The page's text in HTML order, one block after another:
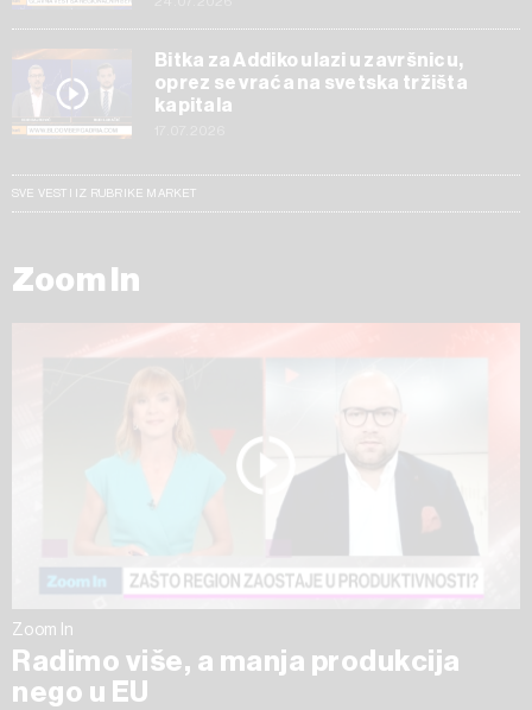
Bitka za Addiko ulazi u završnicu,
oprez se vraća na svetska tržišta
kapitala
SVE VESTI IZ RUBRIKE MARKET
Zoom In
Zoom In
Radimo više, a manja produkcija
nego u EU